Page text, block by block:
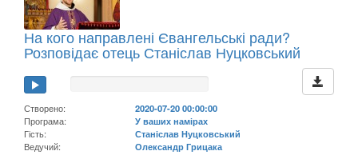
На кого направлені Євангельські ради?
Розповідає отець Станіслав Нуцковський
Створено:
2020-07-20 00:00:00
Програма:
У ваших намірах
Гість:
Станіслав Нуцковський
Ведучий:
Олександр Грицака